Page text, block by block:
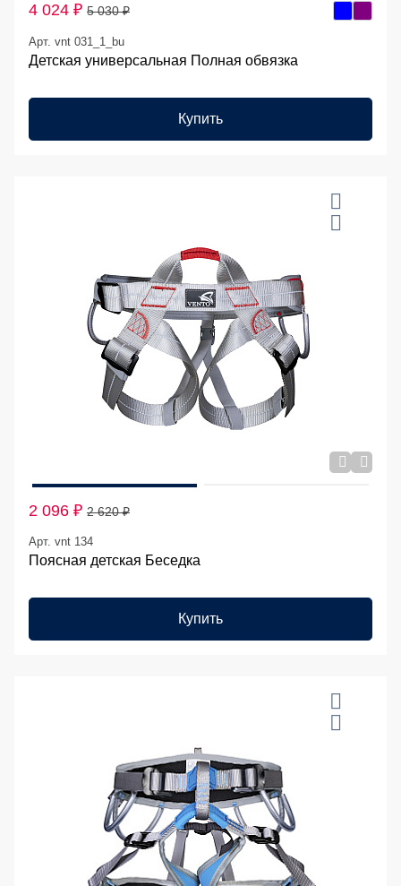
4 024 ₽ 5 030 ₽
Арт. vnt 031_1_bu
Детская универсальная Полная обвязка
Купить
2 096 ₽ 2 620 ₽
Арт. vnt 134
Поясная детская Беседка
Купить